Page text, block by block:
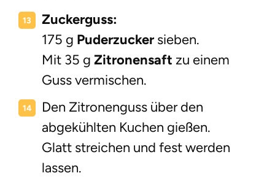
Zuckerguss:
175 g Puderzucker sieben.
Mit 35 g Zitronensaft zu einem
Guss vermischen.
Den Zitronenguss über den
abgekühlten Kuchen gießen.
Glatt streichen und fest werden
lassen.